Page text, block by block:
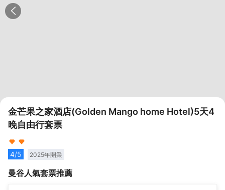
金芒果之家酒店(Golden Mango home Hotel)5天4
晚自由行套票
4/5 2025年開業
曼谷人氣套票推薦